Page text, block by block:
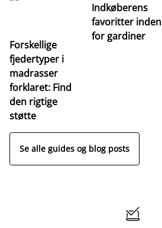
Forskellige
fjedertyper i
madrasser
forklaret: Find
den rigtige
støtte
Indkøberens
favoritter inden
for gardiner
Se alle guides og blog posts
